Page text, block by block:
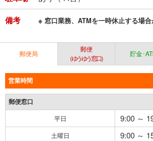
備考 ※ 窓口業務、ATMを一時休止する場合
郵便局
郵便
（ゆうゆう窓口）
貯金･
営業時間
郵便窓口
平日 9:00 ～
土曜日 9:00 ～